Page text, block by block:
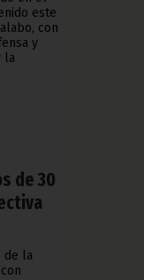
este
con
y
la
de 30
de la